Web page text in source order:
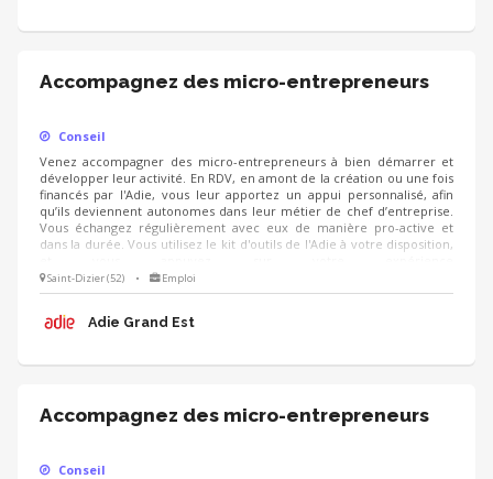
Accompagnez des micro-entrepreneurs
Conseil
Venez accompagner des micro-entrepreneurs à bien démarrer et
développer leur activité. En RDV, en amont de la création ou une fois
financés par l'Adie, vous leur apportez un appui personnalisé, afin
qu’ils deviennent autonomes dans leur métier de chef d’entreprise.
Vous échangez régulièrement avec eux de manière pro-active et
dans la durée. Vous utilisez le kit d'outils de l'Adie à votre disposition,
(cial/humain/orga/gestion/finance...).
Saint-Dizier (52) • Emploi
Adie Grand Est
Accompagnez des micro-entrepreneurs
Conseil